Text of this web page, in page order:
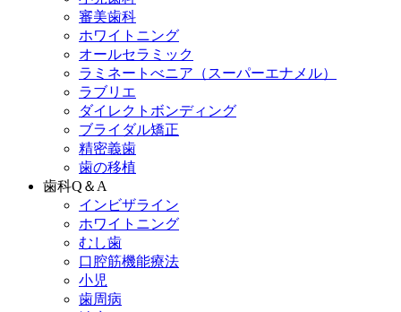
審美歯科
ホワイトニング
オールセラミック
ラミネートべニア （スーパーエナメル）
ラブリエ
ダイレクトボンディング
ブライダル矯正
精密義歯
歯の移植
歯科Q＆A
インビザライン
ホワイトニング
むし歯
口腔筋機能療法
小児
歯周病